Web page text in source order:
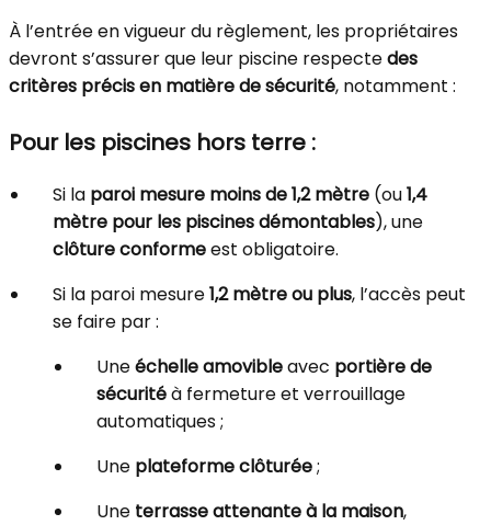
À l’entrée en vigueur du règlement, les propriétaires
devront s’assurer que leur piscine respectedes
critères précis en matière de sécurité, notamment :
Pour les piscines hors terre :
Si la paroi mesure moins de 1,2 mètre (ou1,4
mètre pour les piscines démontables), une
clôture conformeest obligatoire.
Si la paroi mesure1,2 mètre ou plus, l’accès peut
se faire par :
Uneéchelle amovibleavec portière de
sécuritéà fermeture et verrouillage
automatiques ;
Une plateforme clôturée;
Une terrasse attenante à la maison,